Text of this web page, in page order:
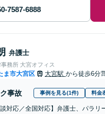
弁護士
務所 大宮オフィス
ま市大宮区 大宮駅 から徒歩6分
事故 事例を見る(1件) 料金
談対応／全国対応】弁護士、パラ